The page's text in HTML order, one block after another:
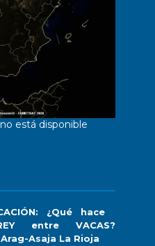
está disponible
¿Qué hace
entre VACAS?
Asaja La Rioja